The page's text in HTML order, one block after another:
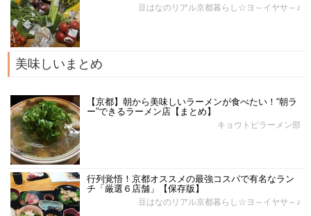
豆はなのリアル京都暮らし☆ヨ～イヤサ～♪
美味しいまとめ
【京都】朝から美味しいラーメンが食べたい！“朝ラ
ー”できるラーメン店【まとめ】
キョウトピラーメン部
行列覚悟！京都オススメの最強コスパで有名なラン
チ「厳選６店舗」【保存版】
豆はなのリアル京都暮らし☆ヨ～イヤサ～♪